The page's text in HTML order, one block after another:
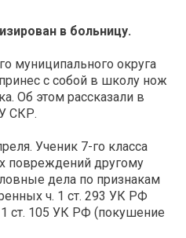
в больницу.
муниципального округа
с собой в школу нож
Об этом рассказали в
СКР.
Ученик 7-го класса
повреждений другому
дела по признакам
ч. 1 ст. 293 УК РФ
1 ст. 105 УК РФ (покушение